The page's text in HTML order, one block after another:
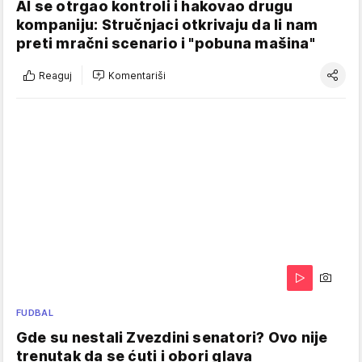
AI se otrgao kontroli i hakovao drugu
kompaniju: Stručnjaci otkrivaju da li nam
preti mračni scenario i "pobuna mašina"
Reaguj Komentariši
FUDBAL
Gde su nestali Zvezdini senatori? Ovo nije
trenutak da se ćuti i obori glava